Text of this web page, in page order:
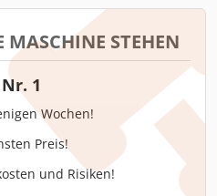
MASCHINE STEHEN
1
Wochen!
Preis!
und Risiken!